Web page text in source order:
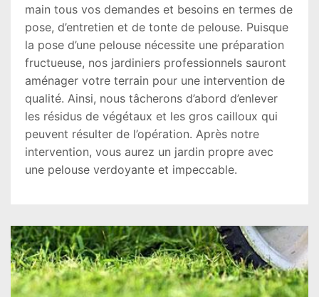
main tous vos demandes et besoins en termes de
pose, d’entretien et de tonte de pelouse. Puisque
la pose d’une pelouse nécessite une préparation
fructueuse, nos jardiniers professionnels sauront
aménager votre terrain pour une intervention de
qualité. Ainsi, nous tâcherons d’abord d’enlever
les résidus de végétaux et les gros cailloux qui
peuvent résulter de l’opération. Après notre
intervention, vous aurez un jardin propre avec
une pelouse verdoyante et impeccable.